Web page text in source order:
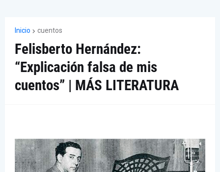
Inicio cuentos
Felisberto Hernández:
“Explicación falsa de mis
cuentos” | MÁS LITERATURA